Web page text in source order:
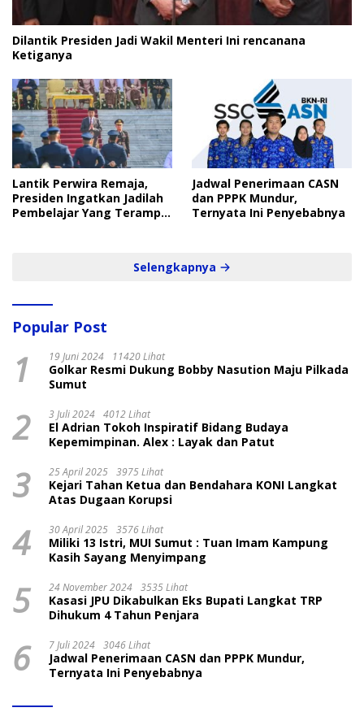
Dilantik Presiden Jadi Wakil Menteri Ini rencanana
Ketiganya
Lantik Perwira Remaja,
Presiden Ingatkan Jadilah
Pembelajar Yang Terampil
Jadwal Penerimaan CASN
dan PPPK Mundur,
Ternyata Ini Penyebabnya
Selengkapnya
Popular Post
1 19 Juni 2024 11420 Lihat
Golkar Resmi Dukung Bobby Nasution Maju Pilkada
Sumut
2 3 Juli 2024 4012 Lihat
El Adrian Tokoh Inspiratif Bidang Budaya
Kepemimpinan. Alex : Layak dan Patut
3 25 April 2025 3975 Lihat
Kejari Tahan Ketua dan Bendahara KONI Langkat
Atas Dugaan Korupsi
4 30 April 2025 3576 Lihat
Miliki 13 Istri, MUI Sumut : Tuan Imam Kampung
Kasih Sayang Menyimpang
5 24 November 2024 3535 Lihat
Kasasi JPU Dikabulkan Eks Bupati Langkat TRP
Dihukum 4 Tahun Penjara
6 7 Juli 2024 3046 Lihat
Jadwal Penerimaan CASN dan PPPK Mundur,
Ternyata Ini Penyebabnya